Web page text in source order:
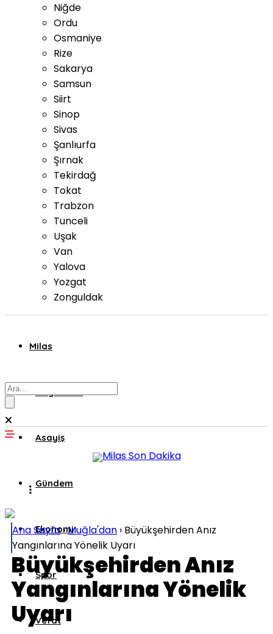
Niğde
Ordu
Osmaniye
Rize
Sakarya
Samsun
Siirt
Sinop
Sivas
Şanlıurfa
Şırnak
Tekirdağ
Tokat
Trabzon
Tunceli
Uşak
Van
Yalova
Yozgat
Zonguldak
Milas
Muğla’dan
Asayiş
Gündem
Ekonomi
Spor
Vefat
Ana Sayfa›Muğla'dan › Büyükşehirden Anız
Yangınlarına Yönelik Uyarı
Büyükşehirden Anız
Yangınlarına Yönelik
Uyarı